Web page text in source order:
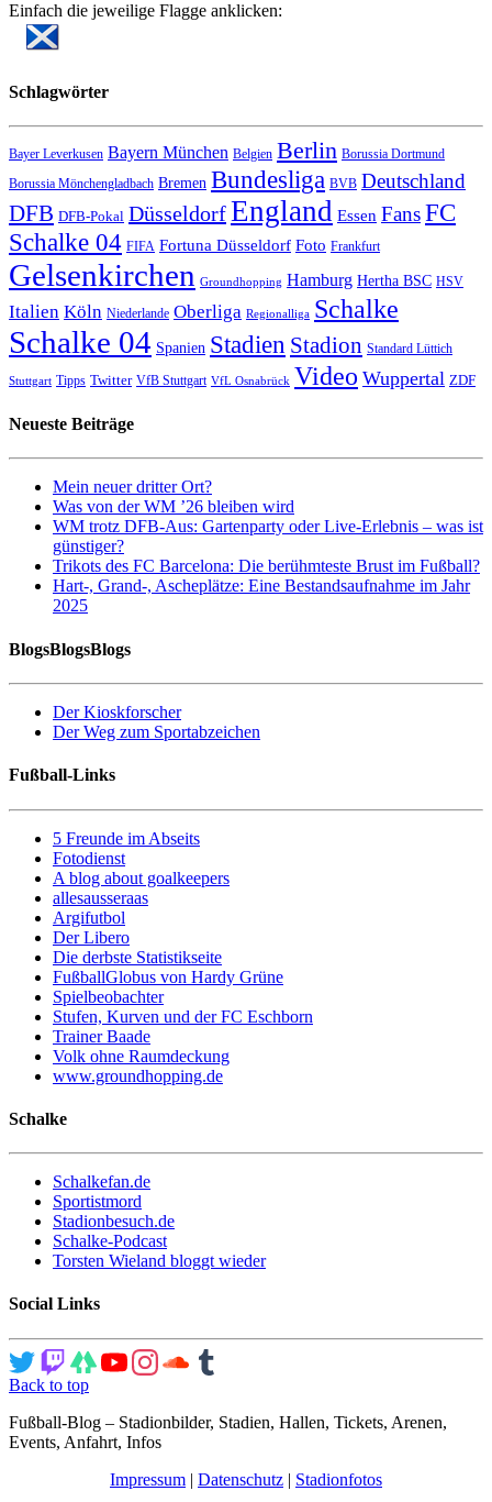
Einfach die jeweilige Flagge anklicken:
Schlagwörter
Bayer Leverkusen Bayern München Belgien Berlin Borussia Dortmund
Borussia Mönchengladbach Bremen Bundesliga BVB Deutschland
DFB DFB-Pokal DüsseldorfEngland Essen FansFC
Schalke 04 FIFA Fortuna Düsseldorf Foto Frankfurt
Gelsenkirchen Groundhopping Hamburg Hertha BSC HSV
Italien Köln Niederlande Oberliga Regionalliga Schalke
Schalke 04 Spanien Stadien Stadion Standard Lüttich
Stuttgart Tipps Twitter VfB Stuttgart VfL Osnabrück Video Wuppertal ZDF
Neueste Beiträge
Mein neuer dritter Ort?
Was von der WM ’26 bleiben wird
WM trotz DFB-Aus: Gartenparty oder Live-Erlebnis – was ist
günstiger?
Trikots des FC Barcelona: Die berühmteste Brust im Fußball?
Hart-, Grand-, Ascheplätze: Eine Bestandsaufnahme im Jahr
2025
BlogsBlogsBlogs
Der Kioskforscher
Der Weg zum Sportabzeichen
Fußball-Links
5 Freunde im Abseits
Fotodienst
A blog about goalkeepers
allesausseraas
Argifutbol
Der Libero
Die derbste Statistikseite
FußballGlobus von Hardy Grüne
Spielbeobachter
Stufen, Kurven und der FC Eschborn
Trainer Baade
Volk ohne Raumdeckung
www.groundhopping.de
Schalke
Schalkefan.de
Sportistmord
Stadionbesuch.de
Schalke-Podcast
Torsten Wieland bloggt wieder
Social Links
Back to top
Fußball-Blog – Stadionbilder, Stadien, Hallen, Tickets, Arenen,
Events, Anfahrt, Infos
Impressum | Datenschutz | Stadionfotos